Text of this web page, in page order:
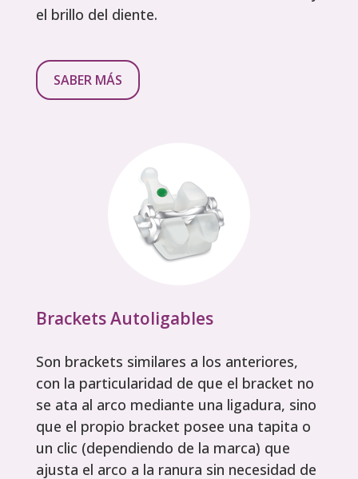
el brillo del diente.
SABER MÁS
Brackets Autoligables
Son brackets similares a los anteriores,
con la particularidad de que el bracket no
se ata al arco mediante una ligadura, sino
que el propio bracket posee una tapita o
un clic (dependiendo de la marca) que
ajusta el arco a la ranura sin necesidad de